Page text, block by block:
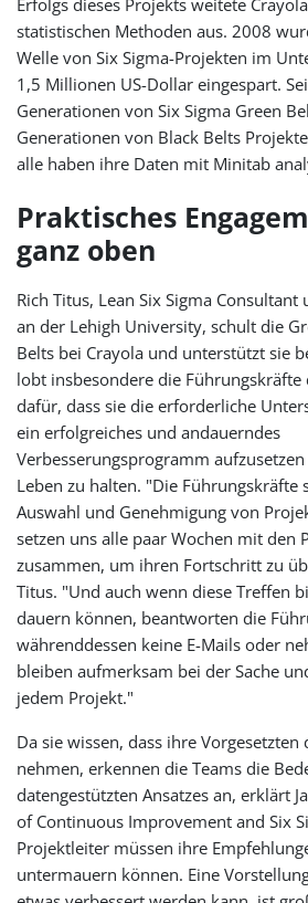
statistischen Methoden aus. 2008
Welle von Six Sigma-Projekten im
1,5 Millionen US-Dollar eingespart.
Generationen von Six Sigma Green
Generationen von Black Belts
alle haben ihre Daten mit Minitab
Praktisches
ganz oben
Rich Titus, Lean Six Sigma
an der Lehigh University, schult die
Belts bei Crayola und unterstützt sie
lobt insbesondere die Führungskräfte
dafür, dass sie die erforderliche
ein erfolgreiches und andauerndes
Verbesserungsprogramm
Leben zu halten. "Die Führungskräfte
Auswahl und Genehmigung von
setzen uns alle paar Wochen mit den
zusammen, um ihren Fortschritt zu
Titus. "Und auch wenn diese Treffen
dauern können, beantworten die
währenddessen keine E-Mails oder
bleiben aufmerksam bei der Sache
jedem Projekt."
Da sie wissen, dass ihre Vorgesetzten
nehmen, erkennen die Teams die
datengestützten Ansatzes an, erklärt
of Continuous Improvement and Six
Projektleiter müssen ihre
untermauern können. Eine